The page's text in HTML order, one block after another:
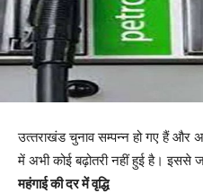
उत्‍तराखंड चुनाव सम्‍पन्‍न हो गए हैं और
में अभी कोई बढ़ोतरी नहीं हुई है। इससे
महंगाई की दर में वृद्धि